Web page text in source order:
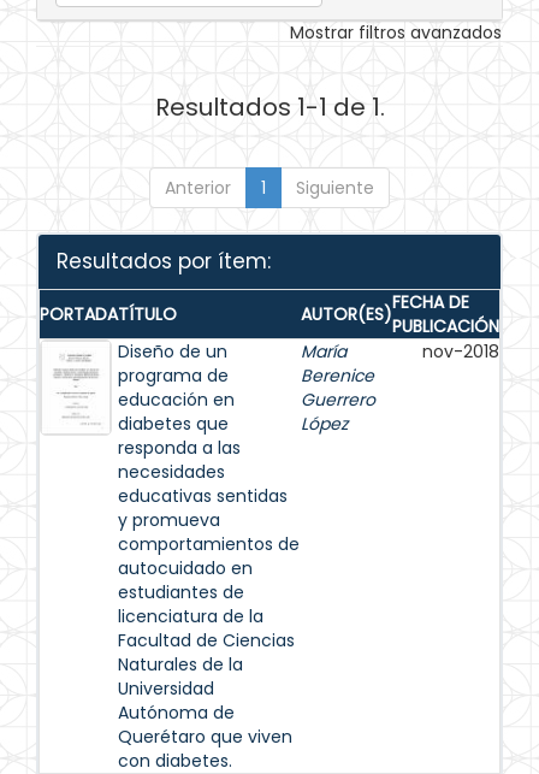
Mostrar filtros avanzados
Resultados 1-1 de 1.
Anterior 1 Siguiente
Resultados por ítem:
PORTADATÍTULO AUTOR(ES)FECHA DE
PUBLICACIÓN
Diseño de un
programa de
educación en
diabetes que
responda a las
necesidades
educativas sentidas
y promueva
comportamientos de
autocuidado en
estudiantes de
licenciatura de la
Facultad de Ciencias
Naturales de la
Universidad
Autónoma de
Querétaro que viven
con diabetes.
María
Berenice
Guerrero
López
nov-2018